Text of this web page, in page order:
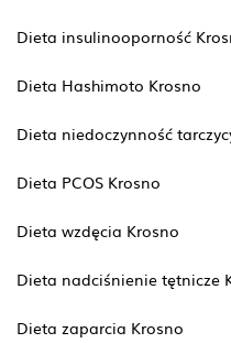
Dieta insulinooporność
Dieta Hashimoto Krosno
Dieta niedoczynność
Dieta PCOS Krosno
Dieta wzdęcia Krosno
Dieta nadciśnienie tętnicze
Dieta zaparcia Krosno